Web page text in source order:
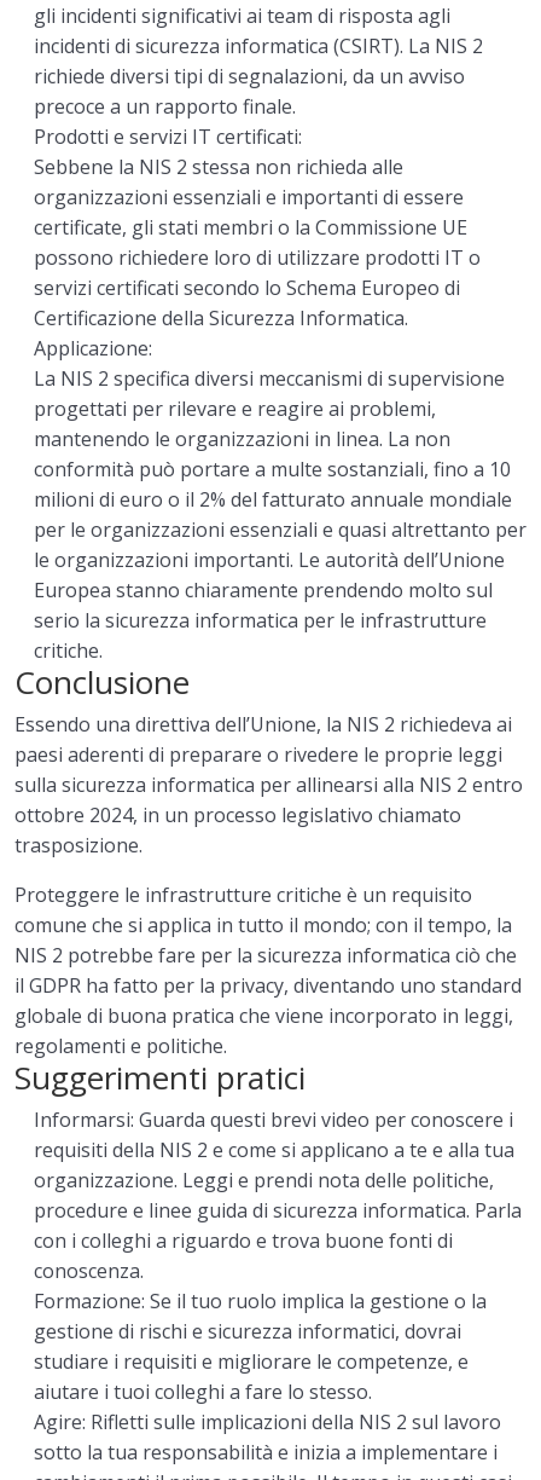
gli incidenti significativi ai team di risposta agli
incidenti di sicurezza informatica (CSIRT). La NIS 2
richiede diversi tipi di segnalazioni, da un avviso
precoce a un rapporto finale.
Prodotti e servizi IT certificati:
Sebbene la NIS 2 stessa non richieda alle
organizzazioni essenziali e importanti di essere
certificate, gli stati membri o la Commissione UE
possono richiedere loro di utilizzare prodotti IT o
servizi certificati secondo lo Schema Europeo di
Certificazione della Sicurezza Informatica.
Applicazione:
La NIS 2 specifica diversi meccanismi di supervisione
progettati per rilevare e reagire ai problemi,
mantenendo le organizzazioni in linea. La non
conformità può portare a multe sostanziali, fino a 10
milioni di euro o il 2% del fatturato annuale mondiale
per le organizzazioni essenziali e quasi altrettanto per
le organizzazioni importanti. Le autorità dell’Unione
Europea stanno chiaramente prendendo molto sul
serio la sicurezza informatica per le infrastrutture
critiche.
Conclusione
Essendo una direttiva dell’Unione, la NIS 2 richiedeva ai
paesi aderenti di preparare o rivedere le proprie leggi
sulla sicurezza informatica per allinearsi alla NIS 2 entro
ottobre 2024, in un processo legislativo chiamato
trasposizione.
Proteggere le infrastrutture critiche è un requisito
comune che si applica in tutto il mondo; con il tempo, la
NIS 2 potrebbe fare per la sicurezza informatica ciò che
il GDPR ha fatto per la privacy, diventando uno standard
globale di buona pratica che viene incorporato in leggi,
regolamenti e politiche.
Suggerimenti pratici
Informarsi: Guarda questi brevi video per conoscere i
requisiti della NIS 2 e come si applicano a te e alla tua
organizzazione. Leggi e prendi nota delle politiche,
procedure e linee guida di sicurezza informatica. Parla
con i colleghi a riguardo e trova buone fonti di
conoscenza.
Formazione: Se il tuo ruolo implica la gestione o la
gestione di rischi e sicurezza informatici, dovrai
studiare i requisiti e migliorare le competenze, e
aiutare i tuoi colleghi a fare lo stesso.
Agire: Rifletti sulle implicazioni della NIS 2 sul lavoro
sotto la tua responsabilità e inizia a implementare i